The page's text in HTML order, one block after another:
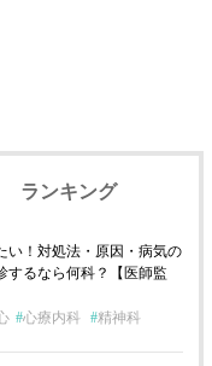
ランキング
い！対処法・原因・病気の
するなら何科？【医師監
心療内科 精神科